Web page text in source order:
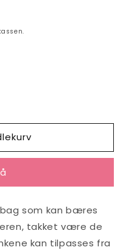
som kan bæres
takket være de
kan tilpasses fra